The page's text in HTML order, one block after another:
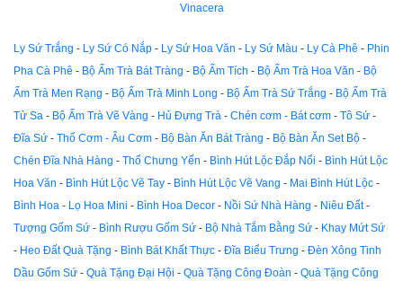
Vinacera
Ly Sứ Trắng - Ly Sứ Có Nắp - Ly Sứ Hoa Văn - Ly Sứ Màu - Ly Cà Phê - Phin
Pha Cà Phê - Bộ Ấm Trà Bát Tràng - Bộ Ấm Tích - Bộ Ấm Trà Hoa Văn - Bộ
Ấm Trà Men Rạng - Bộ Ấm Trà Minh Long - Bộ Ấm Trà Sứ Trắng - Bộ Ấm Trà
Tử Sa - Bộ Ấm Trà Vẽ Vàng - Hủ Đựng Trà - Chén cơm - Bát cơm - Tô Sứ -
Đĩa Sứ - Thố Cơm - Âu Cơm - Bộ Bàn Ăn Bát Tràng - Bộ Bàn Ăn Set Bộ -
Chén Đĩa Nhà Hàng - Thố Chưng Yến - Bình Hút Lộc Đắp Nổi - Bình Hút Lộc
Hoa Văn - Bình Hút Lộc Vẽ Tay - Bình Hút Lộc Vẽ Vang - Mai Bình Hút Lộc -
Bình Hoa - Lọ Hoa Mini - Bình Hoa Decor - Nồi Sứ Nhà Hàng - Niêu Đất-
Tượng Gốm Sứ - Bình Rượu Gốm Sứ - Bộ Nhà Tắm Bằng Sứ - Khay Mứt Sứ
- Heo Đất Quà Tặng - Bình Bát Khất Thực - Đĩa Biểu Trưng - Đèn Xông Tinh
Dầu Gốm Sứ - Quà Tặng Đại Hội - Quà Tặng Công Đoàn - Quà Tặng Công